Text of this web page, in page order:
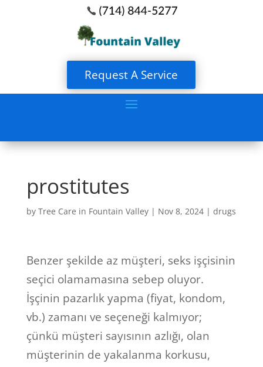
Request A Service
prostitutes
by Tree Care in Fountain Valley| Nov 8, 2024| drugs
Benzer şekilde az müşteri, seks işçisinin
seçici olamamasına sebep oluyor.
İşçinin pazarlık yapma (fiyat, kondom,
vb.) zamanı ve seçeneği kalmıyor;
çünkü müşteri sayısının azlığı, olan
müşterinin de yakalanma korkusu,